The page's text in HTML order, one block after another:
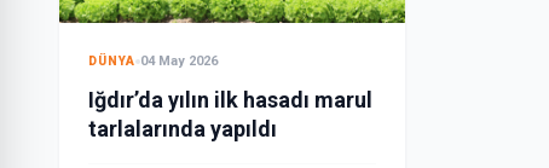
DÜNYA 04 May 2026
Iğdır’da yılın ilk hasadı marul
tarlalarında yapıldı